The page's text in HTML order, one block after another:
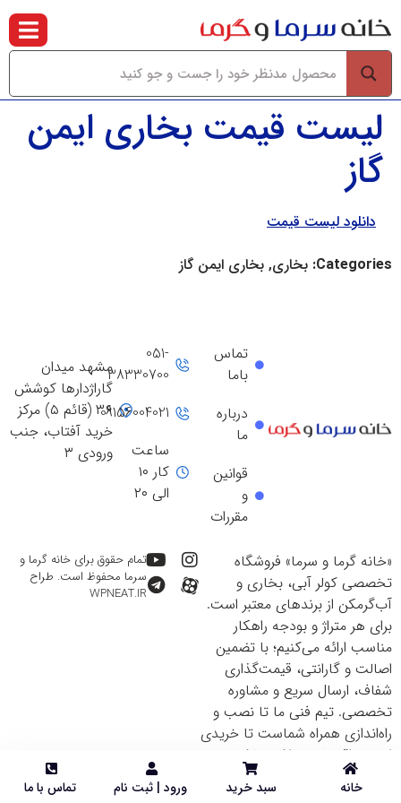
خانه سبد خرید ورود | ثبت نام تماس با ما
لیست قیمت بخاری ایمن
گاز
دانلود لیست قیمت
Categories: بخاری, بخاری ایمن گاز
مشهد میدان
گاراژدارها کوشش
۳۶ (قائم ۵) مرکز
خرید آفتاب، جنب
ورودی ۳
051-
38330700
09156004021
ساعت
کار ۱۰
الی ۲۰
تماس
باما
درباره
ما
قوانین
و
مقررات
«خانه گرما و سرما» فروشگاه
تخصصی کولر آبی، بخاری و
آب‌گرمکن از برندهای معتبر است.
برای هر متراژ و بودجه راهکار
مناسب ارائه می‌کنیم؛ با تضمین
اصالت و گارانتی، قیمت‌گذاری
شفاف، ارسال سریع و مشاوره
تخصصی. تیم فنی ما تا نصب و
راه‌اندازی همراه شماست تا خریدی
ایمن و اقتصادی داشته باشید.
تمام حقوق برای خانه گرما و
سرما محفوظ است. طراح
WPNEAT.IR